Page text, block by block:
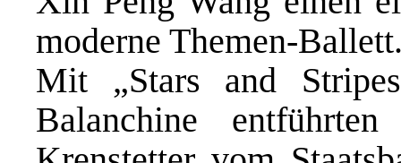
moderne Themen-
Mit „Stars and
Balanchine